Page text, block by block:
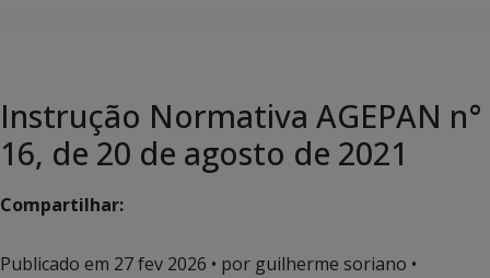
Instrução Normativa AGEPAN n°
16, de 20 de agosto de 2021
Compartilhar:
Publicado em 27 fev 2026 • por guilherme soriano •